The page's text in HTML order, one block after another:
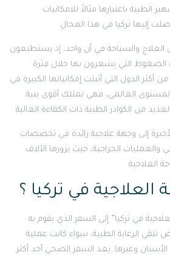
الطبية باعتبارها مثالاً للامكانيات
والسياحة في آن واحد، إذ يستطيعون
الضغوط التي يشعرون بها خلال فترة
أكثر الدول التي أثبتت إمكانياتها الكبيرة في
العالمي، فهي تمتلك أقوى بنية
إلى وجهة علاجية رائدة في تخصصات
والعمليات الجراحية، حيث يزورها الآلاف
العلاجية في تركيا ؟
في تركيا” إلى السفر الذي يقوم به
تلقي الرعاية الطبية، سواء كانت عملية
الأسنان وغيرها. يعد السفر الصحي أحد أكثر